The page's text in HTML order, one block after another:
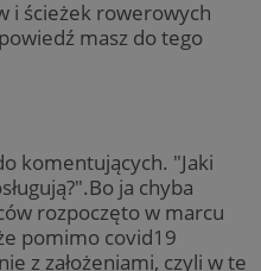
i ścieżek rowerowych
masz do tego
komentujących. "Jaki
ja chyba
rozpoczęto w marcu
pomimo covid19
z założeniami, czyli w te